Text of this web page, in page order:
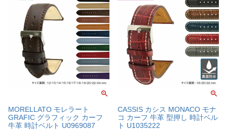
MORELLATO モレラート
GRAFIC グラフィック カーフ
牛革 時計ベルト U0969087
CASSIS カシス MONACO モナ
コ カーフ 牛革 型押し 時計ベル
ト U1035222